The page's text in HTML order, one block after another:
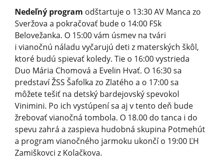
Nedeľný program odštartuje o 13:30 AV Manca zo
Sveržova a pokračovať bude o 14:00 FSk
Belovežanka. O 15:00 vám úsmev na tvári
i vianočnú náladu vyčarujú deti z materských škôl,
ktoré budú spievať koledy. Tie o 16:00 vystrieda
Duo Mária Chomová a Evelin Hvať. O 16:30 sa
predstaví ŽSS Šafolka zo Zlatého a o 17:00 sa
môžete tešiť na detský bardejovský spevokol
Vinimini. Po ich vystúpení sa aj v tento deň bude
žrebovať vianočná tombola. O 18.00 do tanca i do
spevu zahrá a zaspieva hudobná skupina Potmehút
a program vianočného jarmoku ukončí o 19:00 ĽH
Zamiškovci z Kolačkova.